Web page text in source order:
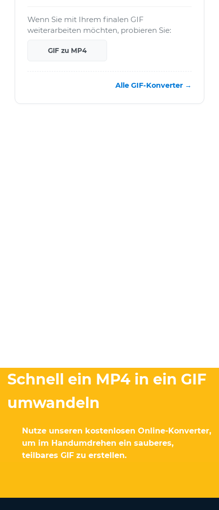
Wenn Sie mit Ihrem finalen GIF
weiterarbeiten möchten, probieren Sie:
GIF zu MP4
Alle GIF-Konverter →
Schnell ein MP4 in ein GIF
umwandeln
Nutze unseren kostenlosen Online-Konverter,
um im Handumdrehen ein sauberes,
teilbares GIF zu erstellen.